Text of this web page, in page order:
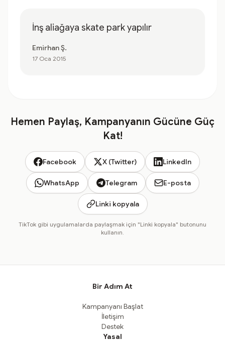
İnş aliağaya skate park yapılır
Emirhan Ş.
17 Oca 2015
Hemen Paylaş, Kampanyanın Gücüne Güç
Kat!
Facebook X (Twitter) LinkedIn
WhatsApp Telegram E-posta
Linki kopyala
TikTok gibi uygulamalarda paylaşmak için "Linki kopyala" butonunu
kullanın.
Bir Adım At
Kampanyanı Başlat
İletişim
Destek
Yasal